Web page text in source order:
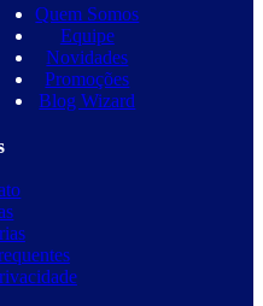
Quem Somos
Equipe
Novidades
Promoções
Blog Wizard